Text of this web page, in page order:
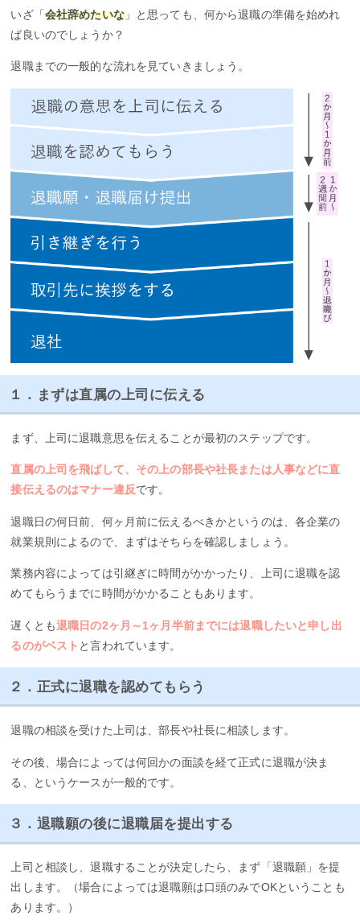
いざ「 会社辞めたいな」と思っても、何から退職の準備を始めれ
ば良いのでしょうか？
退職までの一般的な流れを見ていきましょう。
１．まずは直属の上司に伝える
まず、上司に退職意思を伝えることが最初のステップです。
直属の上司を飛ばして、その上の部長や社長または人事などに直
接伝えるのはマナー違反です。
退職日の何日前、何ヶ月前に伝えるべきかというのは、各企業の
就業規則によるので、まずはそちらを確認しましょう。
業務内容によっては引継ぎに時間がかかったり、上司に退職を認
めてもらうまでに時間がかかることもあります。
遅くとも退職日の2ヶ月～1ヶ月半前までには退職したいと申し出
るのがベスト と言われています。
２．正式に退職を認めてもらう
退職の相談を受けた上司は、部長や社長に相談します。
その後、場合によっては何回かの面談を経て正式に退職が決ま
る、というケースが一般的です。
３．退職願の後に退職届を提出する
上司と相談し、退職することが決定したら、まず「退職願」を提
出します。（場合によっては退職願は口頭のみでOKということも
あります。）